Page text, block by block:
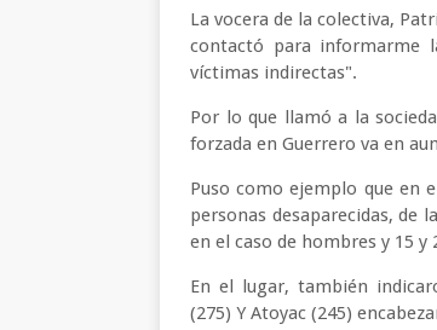
La vocera de la colectiva,
contactó para informarme
víctimas indirectas".
Por lo que llamó a la
forzada en Guerrero va en
Puso como ejemplo que en
personas desaparecidas, de
en el caso de hombres y 15 y
En el lugar, también
(275) Y Atoyac (245)